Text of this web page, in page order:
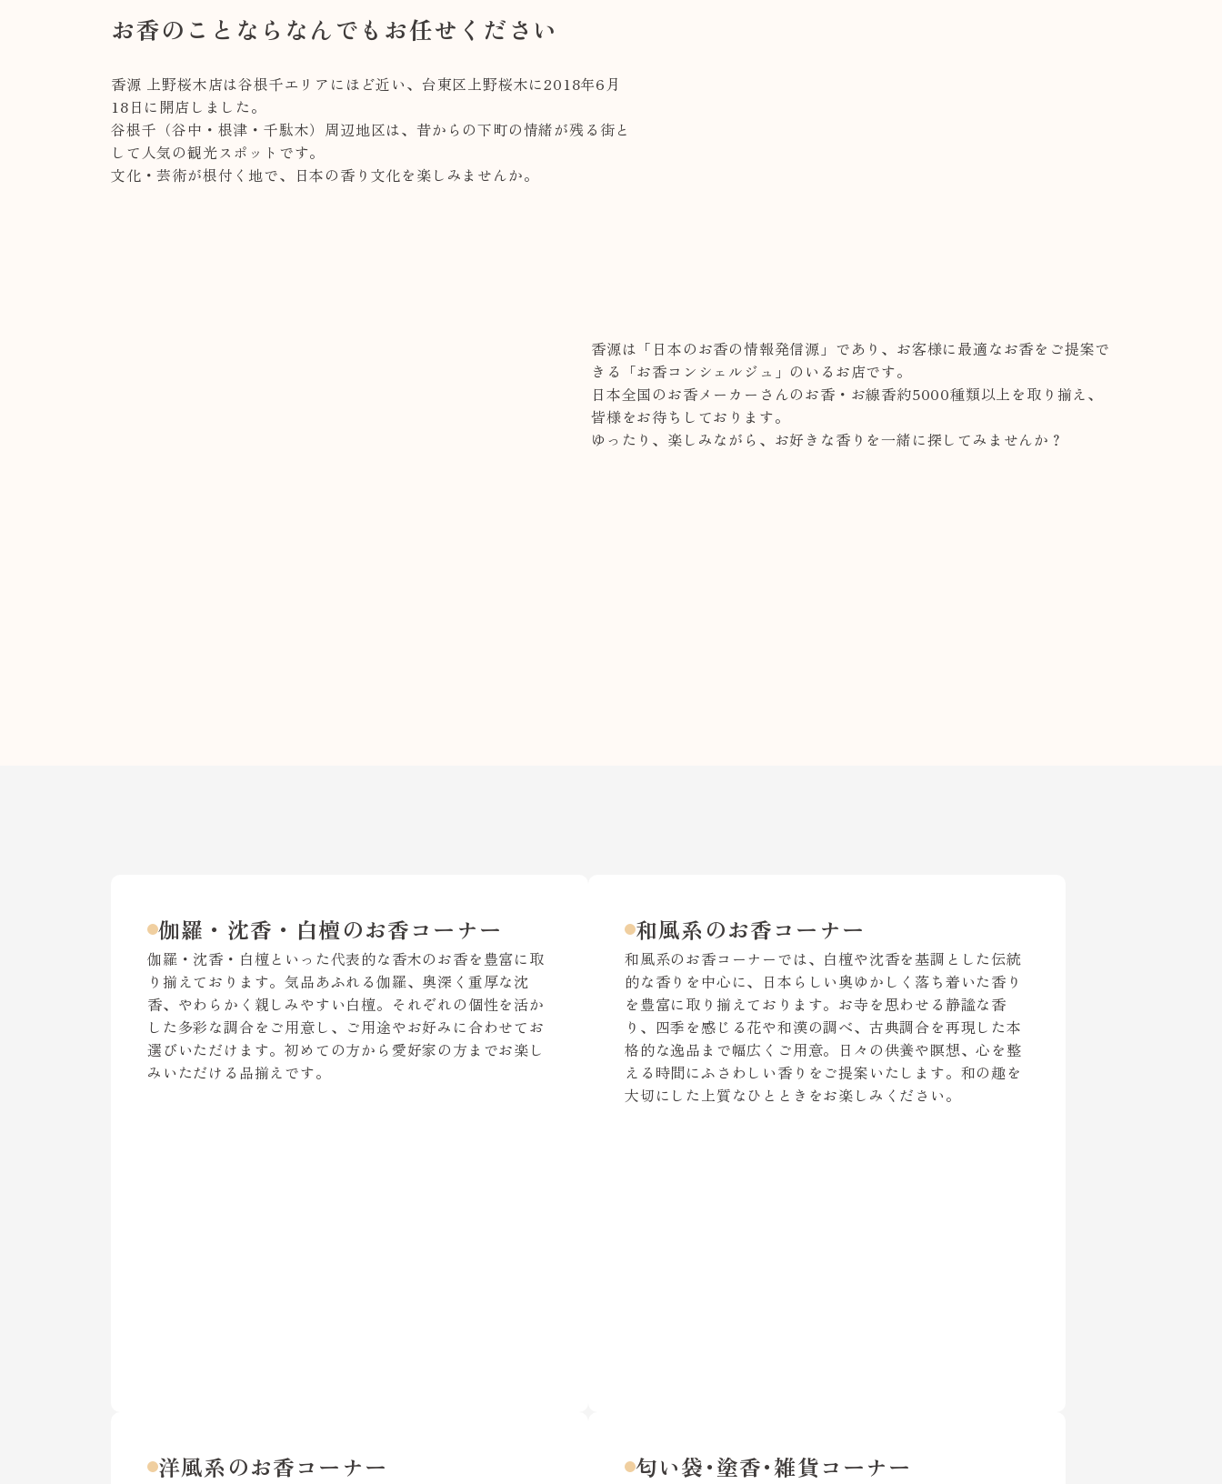
お香のことならなんでもお任せください
香源 上野桜木店は谷根千エリアにほど近い、台東区上野桜木に2018年6月
18日に開店しました。
谷根千（谷中・根津・千駄木）周辺地区は、昔からの下町の情緒が残る街と
して人気の観光スポットです。
文化・芸術が根付く地で、日本の香り文化を楽しみませんか。
香源は「日本のお香の情報発信源」であり、お客様に最適なお香をご提案で
きる「お香コンシェルジュ」のいるお店です。
日本全国のお香メーカーさんのお香・お線香約5000種類以上を取り揃え、
皆様をお待ちしております。
ゆったり、楽しみながら、お好きな香りを一緒に探してみませんか？
伽羅・沈香・白檀のお香コーナー
伽羅・沈香・白檀といった代表的な香木のお香を豊富に取
り揃えております。気品あふれる伽羅、奥深く重厚な沈
香、やわらかく親しみやすい白檀。それぞれの個性を活か
した多彩な調合をご用意し、ご用途やお好みに合わせてお
選びいただけます。初めての方から愛好家の方までお楽し
みいただける品揃えです。
和風系のお香コーナー
和風系のお香コーナーでは、白檀や沈香を基調とした伝統
的な香りを中心に、日本らしい奥ゆかしく落ち着いた香り
を豊富に取り揃えております。お寺を思わせる静謐な香
り、四季を感じる花や和漢の調べ、古典調合を再現した本
格的な逸品まで幅広くご用意。日々の供養や瞑想、心を整
える時間にふさわしい香りをご提案いたします。和の趣を
大切にした上質なひとときをお楽しみください。
洋風系のお香コーナー 匂い袋･塗香･雑貨コーナー